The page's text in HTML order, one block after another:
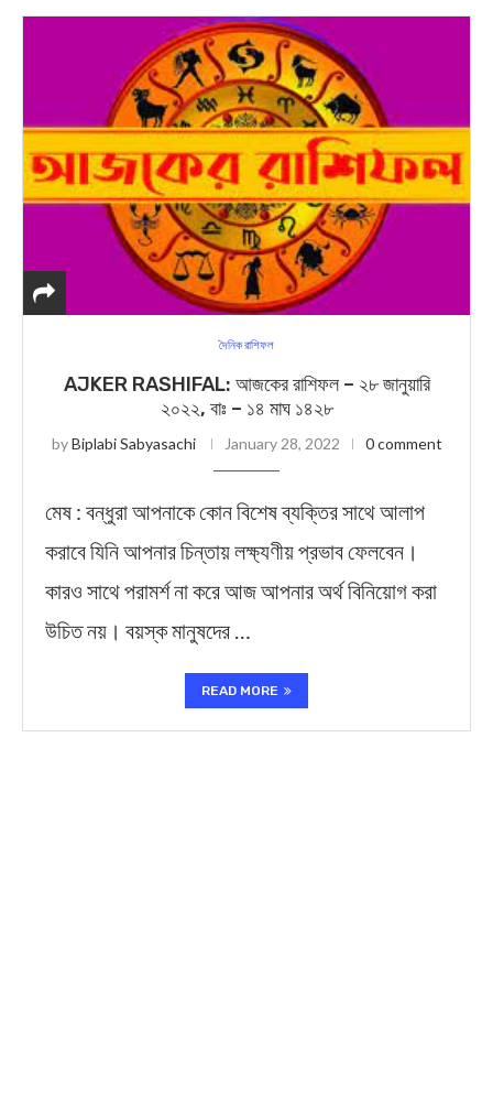
দৈনিক রাশিফল
AJKER RASHIFAL: আজকের রাশিফল – ২৮ জানুয়ারি
২০২২, বাঃ – ১৪ মাঘ ১৪২৮
byBiplabi Sabyasachi January 28, 2022 0 comment
মেষ : বন্ধুরা আপনাকে কোন বিশেষ ব্যক্তির সাথে আলাপ
করাবে যিনি আপনার চিন্তায় লক্ষ্যণীয় প্রভাব ফেলবেন।
কারও সাথে পরামর্শ না করে আজ আপনার অর্থ বিনিয়োগ করা
উচিত নয়। বয়স্ক মানুষদের …
READ MORE